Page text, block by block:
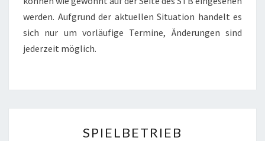
werden. Aufgrund der aktuellen Situation handelt es
sich nur um vorläufige Termine, Änderungen sind
jederzeit möglich.
SPIELBETRIEB